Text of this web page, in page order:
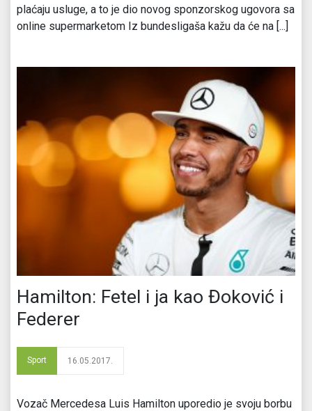
plaćaju usluge, a to je dio novog sponzorskog ugovora sa
online supermarketom Iz bundesligaša kažu da će na [...]
Hamilton: Fetel i ja kao Đoković i
Federer
Sport 16.05.2017.
Vozač Mercedesa Luis Hamilton uporedio je svoju borbu